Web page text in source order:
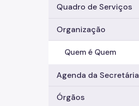
Quadro de Serviços
Organização
Quem é Quem
Agenda da Secretária
Órgãos